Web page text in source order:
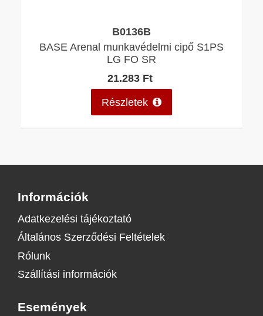
B0136B
BASE Arenal munkavédelmi cipő S1PS
LG FO SR
21.283 Ft
Részletek
Információk
Adatkezelési tájékoztató
Általános Szerződési Feltételek
Rólunk
Szállítási információk
Események